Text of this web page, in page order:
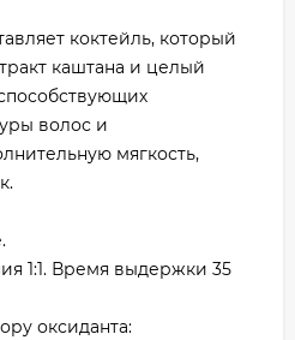
коктейль, который
каштана и целый
волос и
мягкость,
1:1. Время выдержки 35
оксиданта: